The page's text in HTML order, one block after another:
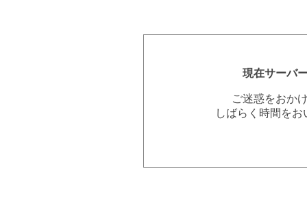
現在サーバ
ご迷惑をおか
しばらく時間を